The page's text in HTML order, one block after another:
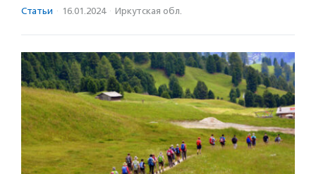
Статьи · 16.01.2024 · Иркутская обл.